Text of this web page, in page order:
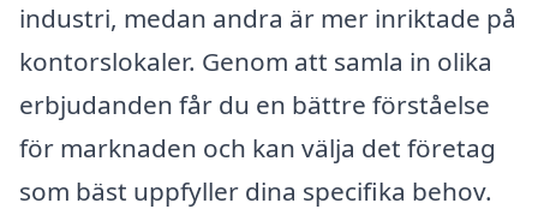
industri, medan andra är mer inriktade på
kontorslokaler. Genom att samla in olika
erbjudanden får du en bättre förståelse
för marknaden och kan välja det företag
som bäst uppfyller dina specifika behov.